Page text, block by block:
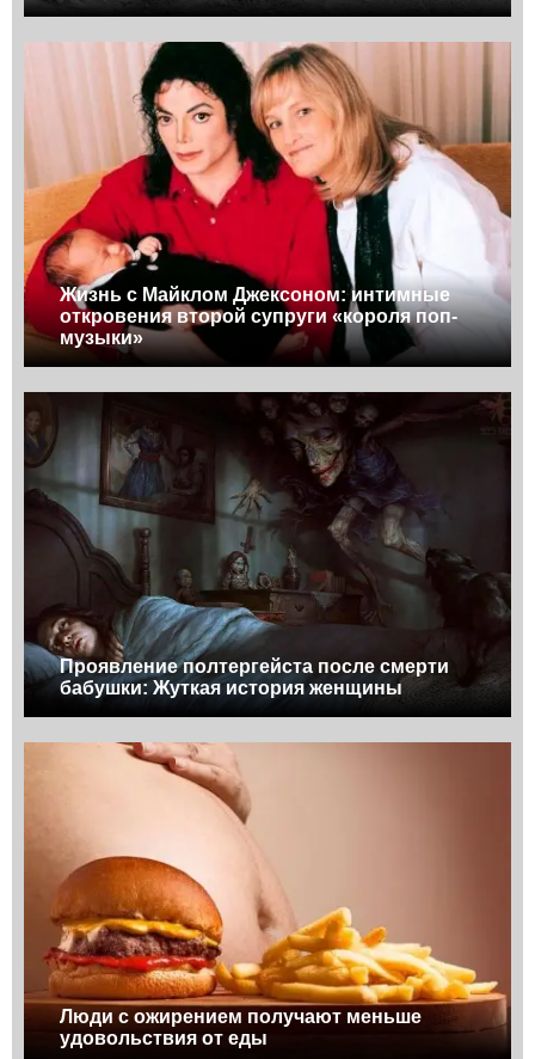
Жизнь с Майклом Джексоном: интимные
откровения второй супруги «короля поп-
музыки»
Проявление полтергейста после смерти
бабушки: Жуткая история женщины
Люди с ожирением получают меньше
удовольствия от еды